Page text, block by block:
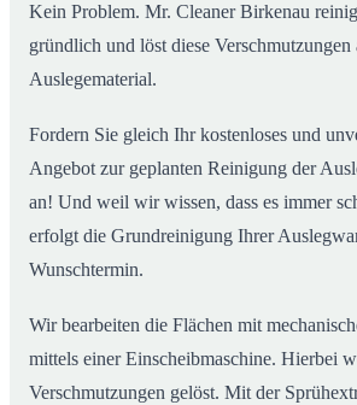
Kein Problem. Mr. Cleaner Birkenau
gründlich und löst diese Verschmutzungen
Auslegematerial.
Fordern Sie gleich Ihr kostenloses und
Angebot zur geplanten Reinigung der
an! Und weil wir wissen, dass es immer
erfolgt die Grundreinigung Ihrer
Wunschtermin.
Wir bearbeiten die Flächen mit
mittels einer Einscheibmaschine. Hierbei
Verschmutzungen gelöst. Mit der